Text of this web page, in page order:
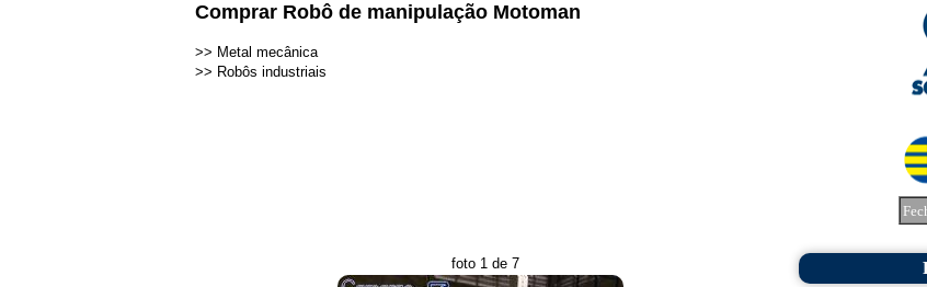
Comprar Robô de manipulação Motoman
>> Metal mecânica
>> Robôs industriais
foto 1 de 7